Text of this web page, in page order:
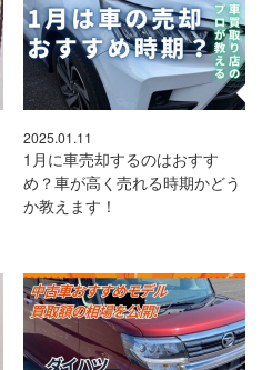
2025.01.11
1月に車売却するのはおすす
め？車が高く売れる時期かどう
か教えます！